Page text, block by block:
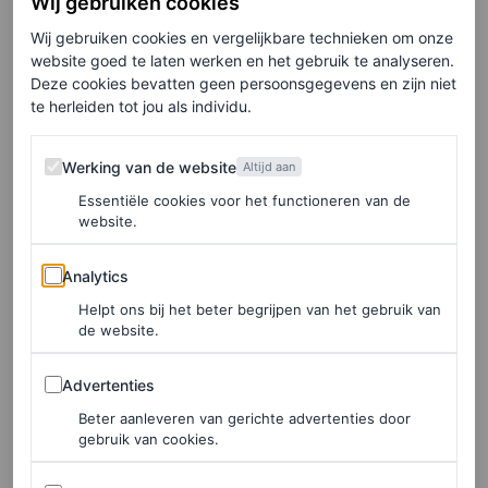
Dit bericht op Instagram bekijken
Sightseeing en musea
Wij gebruiken cookies en vergelijkbare technieken om onze
website goed te laten werken en het gebruik te analyseren.
Deze cookies bevatten geen persoonsgegevens en zijn niet
te herleiden tot jou als individu.
Werking van de website
Werking van de website Altijd aan
Essentiële cookies voor het functioneren van de
website.
Analytics
Analytics
Helpt ons bij het beter begrijpen van het gebruik van
de website.
Advertenties
Advertenties
Beter aanleveren van gerichte advertenties door
gebruik van cookies.
Sociale media in artikelen